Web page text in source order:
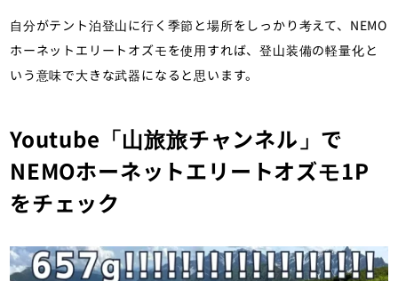
自分がテント泊登山に行く季節と場所をしっかり考えて、NEMO
ホーネットエリートオズモを使用すれば、登山装備の軽量化と
いう意味で大きな武器になると思います。
Youtube「山旅旅チャンネル」で
NEMOホーネットエリートオズモ1P
をチェック